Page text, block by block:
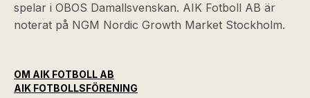
spelar i OBOS Damallsvenskan. AIK Fotboll AB är
noterat på NGM Nordic Growth Market Stockholm.
OM AIK FOTBOLL AB
AIK FOTBOLLSFÖRENING